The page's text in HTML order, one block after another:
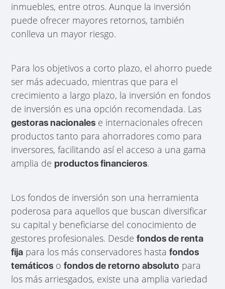
inmuebles, entre otros. Aunque la inversión
puede ofrecer mayores retornos, también
conlleva un mayor riesgo.
Para los objetivos a corto plazo, el ahorro puede
ser más adecuado, mientras que para el
crecimiento a largo plazo, la inversión en fondos
de inversión es una opción recomendada. Las
gestoras nacionales e internacionales ofrecen
productos tanto para ahorradores como para
inversores, facilitando así el acceso a una gama
amplia deproductos financieros.
Los fondos de inversión son una herramienta
poderosa para aquellos que buscan diversificar
su capital y beneficiarse del conocimiento de
gestores profesionales. Desdefondos de renta
fija para los más conservadores hastafondos
temáticos ofondos de retorno absoluto para
los más arriesgados, existe una amplia variedad